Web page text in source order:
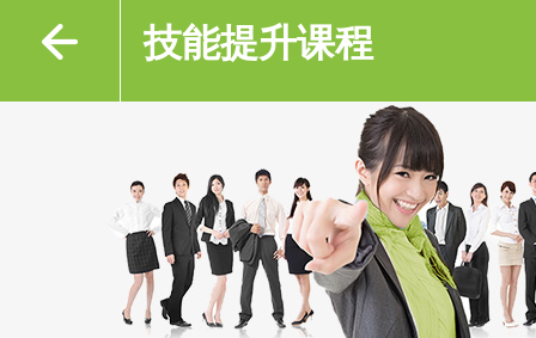
技能提升课程